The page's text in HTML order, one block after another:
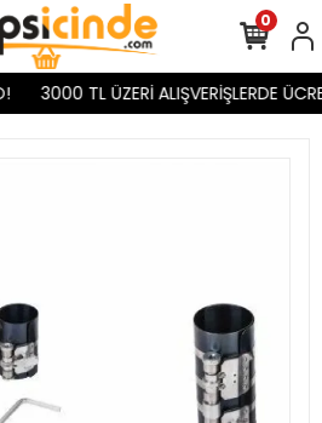
3000 TL ÜZERİ ALIŞVERİŞLERDE
0